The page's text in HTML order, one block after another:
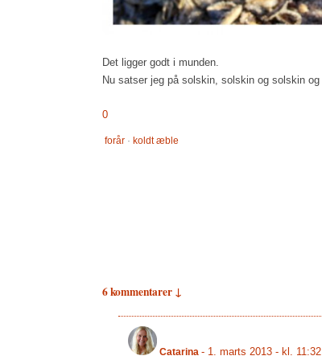
Det ligger godt i munden.
Nu satser jeg på solskin, solskin og solskin
0
forår · koldt æble
6 kommentarer ↓
Catarina - 1. marts 2013 - kl. 11:32